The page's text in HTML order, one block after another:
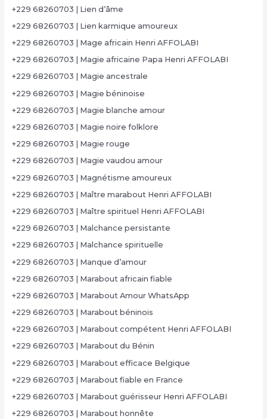
+229 68260703 | Lien d’âme
+229 68260703 | Lien karmique amoureux
+229 68260703 | Mage africain Henri AFFOLABI
+229 68260703 | Magie africaine Papa Henri AFFOLABI
+229 68260703 | Magie ancestrale
+229 68260703 | Magie béninoise
+229 68260703 | Magie blanche amour
+229 68260703 | Magie noire folklore
+229 68260703 | Magie rouge
+229 68260703 | Magie vaudou amour
+229 68260703 | Magnétisme amoureux
+229 68260703 | Maître marabout Henri AFFOLABI
+229 68260703 | Maître spirituel Henri AFFOLABI
+229 68260703 | Malchance persistante
+229 68260703 | Malchance spirituelle
+229 68260703 | Manque d’amour
+229 68260703 | Marabout africain fiable
+229 68260703 | Marabout Amour WhatsApp
+229 68260703 | Marabout béninois
+229 68260703 | Marabout compétent Henri AFFOLABI
+229 68260703 | Marabout du Bénin
+229 68260703 | Marabout efficace Belgique
+229 68260703 | Marabout fiable en France
+229 68260703 | Marabout guérisseur Henri AFFOLABI
+229 68260703 | Marabout honnête